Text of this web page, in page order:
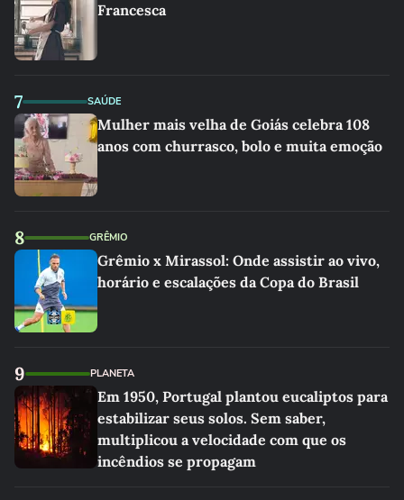
Francesca
7 SAÚDE
Mulher mais velha de Goiás celebra 108
anos com churrasco, bolo e muita emoção
8 GRÊMIO
Grêmio x Mirassol: Onde assistir ao vivo,
horário e escalações da Copa do Brasil
9 PLANETA
Em 1950, Portugal plantou eucaliptos para
estabilizar seus solos. Sem saber,
multiplicou a velocidade com que os
incêndios se propagam